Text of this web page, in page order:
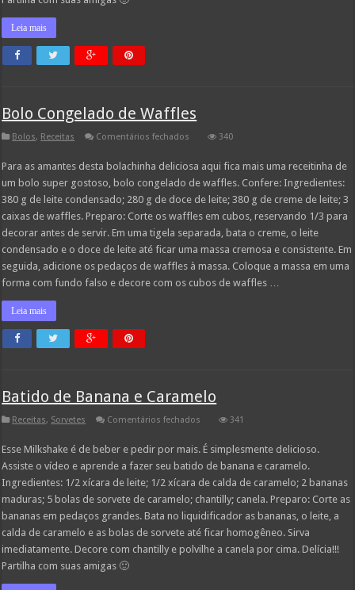
Leia mais
Bolo Congelado de Waffles
Bolos, Receitas Comentários fechados
de
Waffles
340
Para as amantes desta bolachinha deliciosa aqui fica mais uma receitinha de
um bolo super gostoso, bolo congelado de waffles. Confere: Ingredientes:
380 g de leite condensado; 280 g de doce de leite; 380 g de creme de leite; 3
caixas de waffles. Preparo: Corte os waffles em cubos, reservando 1/3 para
decorar antes de servir. Em uma tigela separada, bata o creme, o leite
condensado e o doce de leite até ficar uma massa cremosa e consistente. Em
seguida, adicione os pedaços de waffles à massa. Coloque a massa em uma
forma com fundo falso e decore com os cubos de waffles …
Leia mais
Batido de Banana e Caramelo
Receitas, Sorvetes Comentários fechados
Banana
Caramelo
341
Esse Milkshake é de beber e pedir por mais. É simplesmente delicioso.
Assiste o vídeo e aprende a fazer seu batido de banana e caramelo.
Ingredientes: 1/2 xícara de leite; 1/2 xícara de calda de caramelo; 2 bananas
maduras; 5 bolas de sorvete de caramelo; chantilly; canela. Preparo: Corte as
bananas em pedaços grandes. Bata no liquidificador as bananas, o leite, a
calda de caramelo e as bolas de sorvete até ficar homogêneo. Sirva
imediatamente. Decore com chantilly e polvilhe a canela por cima. Delícia!!!
Partilha com suas amigas 🙂